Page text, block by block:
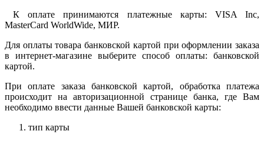
К оплате принимаются платежные карты: VISA Inc,
MasterCard WorldWide, МИР.
Для оплаты товара банковской картой при оформлении заказа
в интернет-магазине выберите способ оплаты: банковской
картой.
При оплате заказа банковской картой, обработка платежа
происходит на авторизационной странице банка, где Вам
необходимо ввести данные Вашей банковской карты:
тип карты